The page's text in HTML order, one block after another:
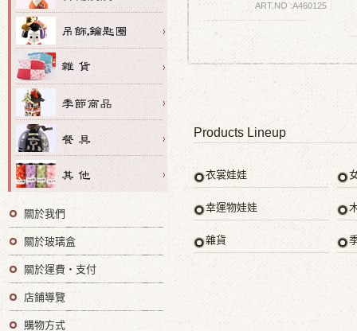
ART.NO :A460125
Products Lineup
衣裳娃娃
幸運物娃娃
雜貨
關於我們
關於玻璃盒
關於運費・支付
店鋪導覽
購物方式